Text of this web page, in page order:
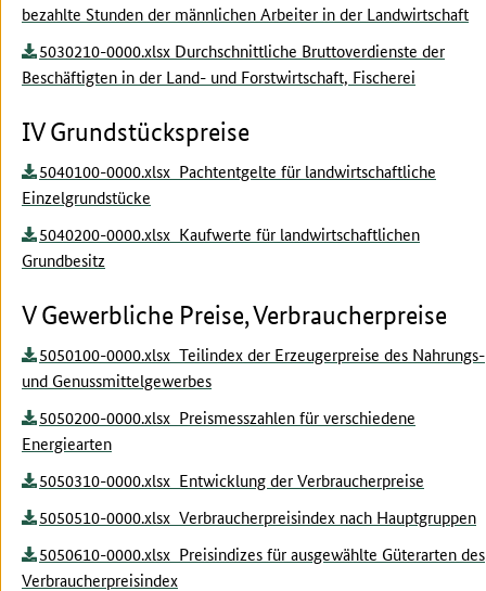
bezahlte Stunden der männlichen Arbeiter in der Landwirtschaft
5030210-0000.xlsx Durchschnittliche Bruttoverdienste der
Beschäftigten in der Land- und Forstwirtschaft, Fischerei
IV Grundstückspreise
5040100-0000.xlsx Pachtentgelte für landwirtschaftliche
Einzelgrundstücke
5040200-0000.xlsx Kaufwerte für landwirtschaftlichen
Grundbesitz
V Gewerbliche Preise, Verbraucherpreise
5050100-0000.xlsx Teilindex der Erzeugerpreise des Nahrungs-
und Genussmittelgewerbes
5050200-0000.xlsx Preismesszahlen für verschiedene
Energiearten
5050310-0000.xlsx Entwicklung der Verbraucherpreise
5050510-0000.xlsx Verbraucherpreisindex nach Hauptgruppen
5050610-0000.xlsx Preisindizes für ausgewählte Güterarten des
Verbraucherpreisindex